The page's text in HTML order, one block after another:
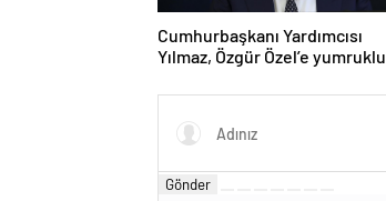
Cumhurbaşkanı Yardımcısı
Yılmaz, Özgür Özel’e yumruklu
Gönder